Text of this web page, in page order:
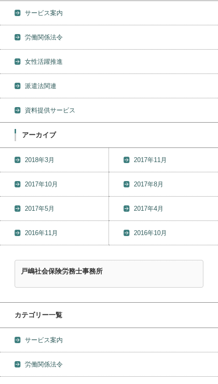
サービス案内
労働関係法令
女性活躍推進
派遣法関連
資料提供サービス
アーカイブ
2018年3月 2017年11月
2017年10月 2017年8月
2017年5月 2017年4月
2016年11月 2016年10月
戸嶋社会保険労務士事務所
カテゴリー一覧
サービス案内
労働関係法令